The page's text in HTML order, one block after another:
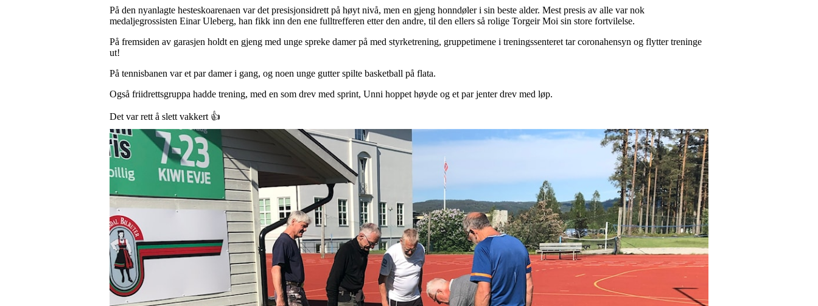
På den nyanlagte hesteskoarenaen var det presisjonsidrett på høyt nivå, men en gjeng honndøler i sin beste alder. Mest presis av alle var nok
medaljegrossisten Einar Uleberg, han fikk inn den ene fulltrefferen etter den andre, til den ellers så rolige Torgeir Moi sin store fortvilelse.
På fremsiden av garasjen holdt en gjeng med unge spreke damer på med styrketrening, gruppetimene i treningssenteret tar coronahensyn og flytter treninge
ut!
På tennisbanen var et par damer i gang, og noen unge gutter spilte basketball på flata.
Også friidrettsgruppa hadde trening, med en som drev med sprint, Unni hoppet høyde og et par jenter drev med løp.
Det var rett å slett vakkert 👍